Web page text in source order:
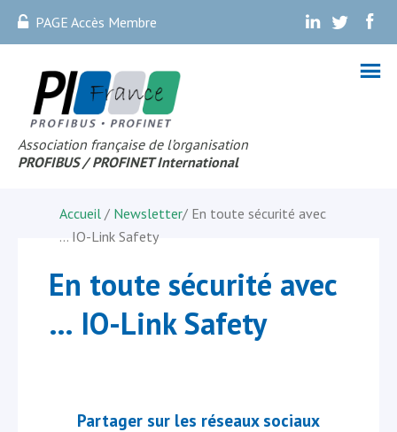
PAGE Accès Membre . . .
Association française de l’organisation
PROFIBUS / PROFINET International
Accueil / Newsletter/ En toute sécurité avec
… IO-Link Safety
En toute sécurité avec
… IO-Link Safety
Partager sur les réseaux sociaux